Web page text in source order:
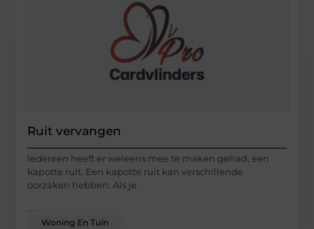
Ruit vervangen
Iedereen heeft er weleens mee te maken gehad, een
kapotte ruit. Een kapotte ruit kan verschillende
oorzaken hebben. Als je
...
Woning En Tuin